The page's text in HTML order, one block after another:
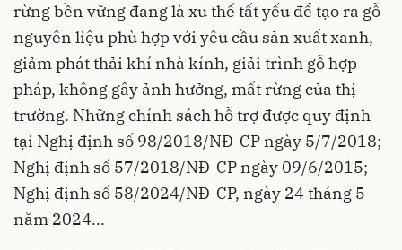
rừng bền vững đang là xu thế tất yếu để tạo ra gỗ
nguyên liệu phù hợp với yêu cầu sản xuất xanh,
giảm phát thải khí nhà kính, giải trình gỗ hợp
pháp, không gây ảnh hưởng, mất rừng của thị
trường. Những chính sách hỗ trợ được quy định
tại Nghị định số 98/2018/NĐ-CP ngày 5/7/2018;
Nghị định số 57/2018/NĐ-CP ngày 09/6/2015;
Nghị định số 58/2024/NĐ-CP, ngày 24 tháng 5
năm 2024...